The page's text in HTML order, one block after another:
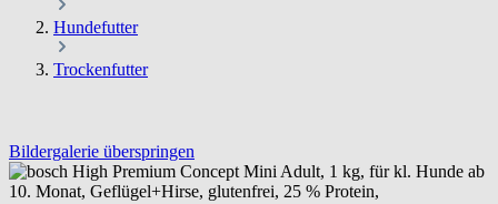
Hundefutter
Trockenfutter
Bildergalerie überspringen